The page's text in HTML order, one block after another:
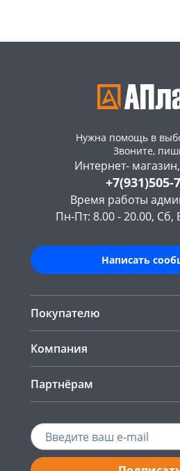
Нужна помощь в
Звоните,
Интернет-
+7(931)505-
Время работы
Пн-Пт: 8.00 - 20.00, Сб,
Написать
Покупателю
Компания
Партнёрам